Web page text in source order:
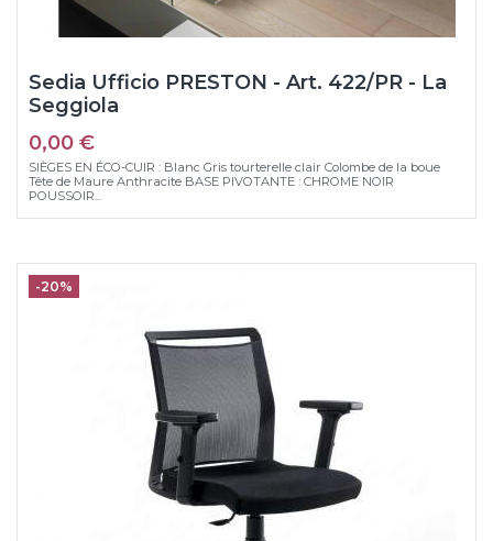
Sedia Ufficio PRESTON - Art. 422/PR - La
Seggiola
0,00 €
SIÈGES EN ÉCO-CUIR : Blanc Gris tourterelle clair Colombe de la boue
Tête de Maure Anthracite BASE PIVOTANTE : CHROME NOIR
POUSSOIR...
-20%